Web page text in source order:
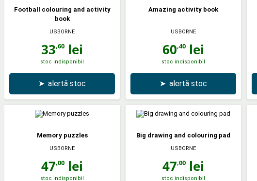
Football colouring and activity
book
USBORNE
33,60 lei
stoc indisponibil
➤ alertă stoc
Amazing activity book
USBORNE
60,40 lei
stoc indisponibil
➤ alertă stoc
Memory puzzles
USBORNE
47,00 lei
stoc indisponibil
Big drawing and colouring pad
USBORNE
47,00 lei
stoc indisponibil